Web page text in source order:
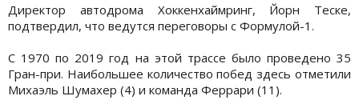
Директор автодрома Хоккенхаймринг, Йорн Теске,
подтвердил, что ведутся переговоры с Формулой-1.
С 1970 по 2019 год на этой трассе было проведено 35
Гран-при. Наибольшее количество побед здесь отметили
Михаэль Шумахер (4) и команда Феррари (11).